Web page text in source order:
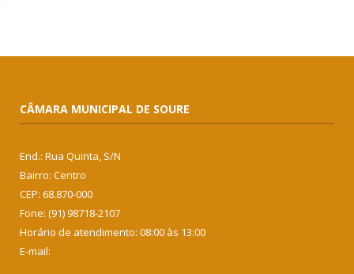
CÂMARA MUNICIPAL DE SOURE
End.: Rua Quinta, S/N
Bairro: Centro
CEP: 68.870-000
Fone: (91) 98718-2107
Horário de atendimento: 08:00 às 13:00
E-mail: